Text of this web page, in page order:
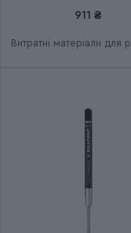
Тип випуску товару
Термін гарантії
911 ₴
Витратні матеріали для